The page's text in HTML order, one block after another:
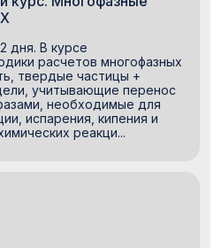
дня. В курсе
расчетов многофазных
твердые частицы +
учитывающие перенос
необходимые для
испарения, кипения и
реакци...